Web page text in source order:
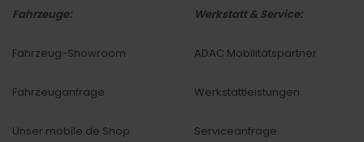
Fahrzeuge:
Fahrzeug-Showroom
Fahrzeuganfrage
Unser mobile.de Shop
Werkstatt & Service:
ADAC Mobilitätspartner
Werkstattleistungen
Serviceanfrage